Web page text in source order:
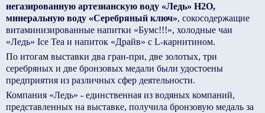
негазированную артезианскую воду «Ледь» Н2О,
минеральную воду «Серебряный ключ», сокосодержащие
витаминизированные напитки «Бумс!!!», холодные чаи
«Ледь» Ice Tea и напиток «Драйв» с L-карнитином.
По итогам выставки два гран-при, две золотых, три
серебряных и две бронзовых медали были удостоены
предприятия из различных сфер деятельности.
Компания «Ледь» - единственная из водяных компаний,
представленных на выставке, получила бронзовую медаль за